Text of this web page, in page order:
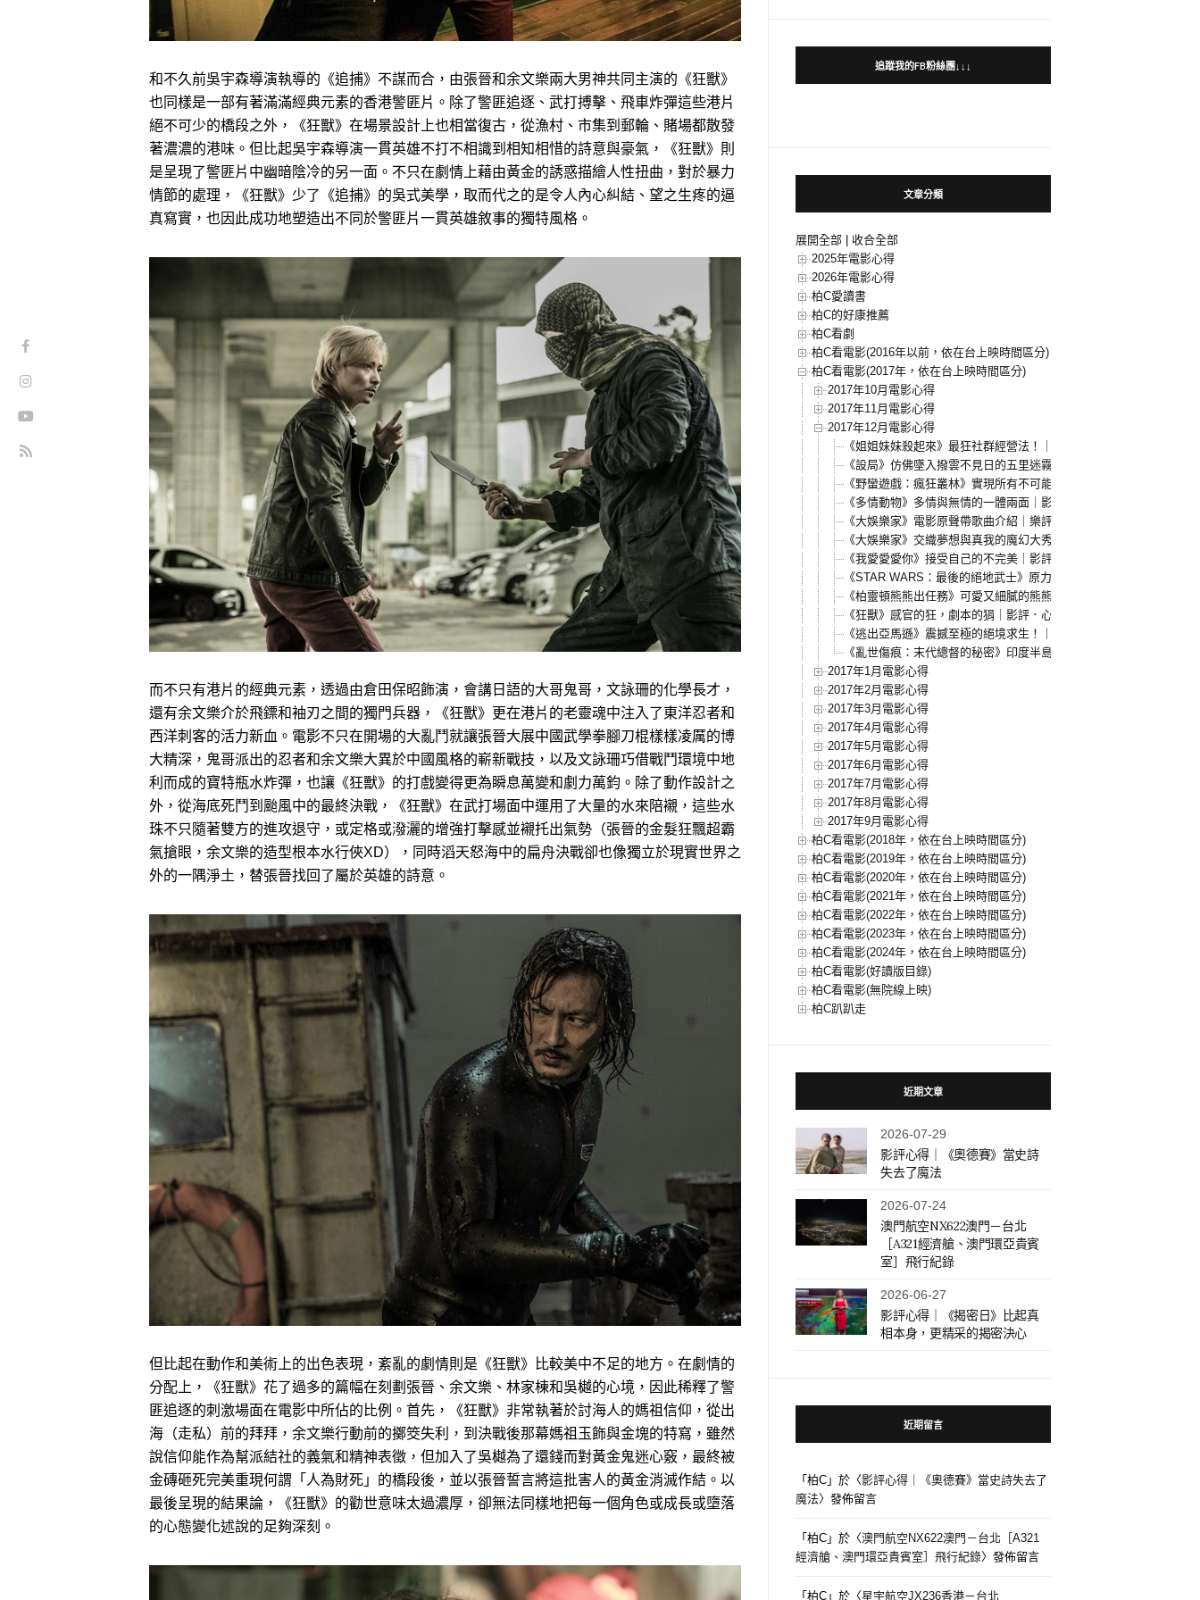
和不久前吳宇森導演執導的《追捕》不謀而合，由張晉和余文樂兩大男神共同主演的《狂獸》
也同樣是一部有著滿滿經典元素的香港警匪片。除了警匪追逐、武打搏擊、飛車炸彈這些港片
絕不可少的橋段之外，《狂獸》在場景設計上也相當復古，從漁村、市集到郵輪、賭場都散發
著濃濃的港味。但比起吳宇森導演一貫英雄不打不相識到相知相惜的詩意與豪氣，《狂獸》則
是呈現了警匪片中幽暗陰冷的另一面。不只在劇情上藉由黃金的誘惑描繪人性扭曲，對於暴力
情節的處理，《狂獸》少了《追捕》的吳式美學，取而代之的是令人內心糾結、望之生疼的逼
真寫實，也因此成功地塑造出不同於警匪片一貫英雄敘事的獨特風格。
而不只有港片的經典元素，透過由倉田保昭飾演，會講日語的大哥鬼哥，文詠珊的化學長才，
還有余文樂介於飛鏢和袖刃之間的獨門兵器，《狂獸》更在港片的老靈魂中注入了東洋忍者和
西洋刺客的活力新血。電影不只在開場的大亂鬥就讓張晉大展中國武學拳腳刀棍樣樣凌厲的博
大精深，鬼哥派出的忍者和余文樂大異於中國風格的嶄新戰技，以及文詠珊巧借戰鬥環境中地
利而成的寶特瓶水炸彈，也讓《狂獸》的打戲變得更為瞬息萬變和劇力萬鈞。除了動作設計之
外，從海底死鬥到颱風中的最終決戰，《狂獸》在武打場面中運用了大量的水來陪襯，這些水
珠不只隨著雙方的進攻退守，或定格或潑灑的增強打擊感並襯托出氣勢（張晉的金髮狂飄超霸
氣搶眼，余文樂的造型根本水行俠XD），同時滔天怒海中的扁舟決戰卻也像獨立於現實世界之
外的一隅淨土，替張晉找回了屬於英雄的詩意。
但比起在動作和美術上的出色表現，紊亂的劇情則是《狂獸》比較美中不足的地方。在劇情的
分配上，《狂獸》花了過多的篇幅在刻劃張晉、余文樂、林家棟和吳樾的心境，因此稀釋了警
匪追逐的刺激場面在電影中所佔的比例。首先，《狂獸》非常執著於討海人的媽祖信仰，從出
海（走私）前的拜拜，余文樂行動前的擲筊失利，到決戰後那幕媽祖玉飾與金塊的特寫，雖然
說信仰能作為幫派結社的義氣和精神表徵，但加入了吳樾為了還錢而對黃金鬼迷心竅，最終被
金磚砸死完美重現何謂「人為財死」的橋段後，並以張晉誓言將這批害人的黃金消滅作結。以
最後呈現的結果論，《狂獸》的勸世意味太過濃厚，卻無法同樣地把每一個角色或成長或墮落
的心態變化述說的足夠深刻。
追蹤我的FB粉絲團↓↓↓
文章分類
展開全部
收合全部
2025年電影心得
2026年電影心得
柏C愛讀書
柏C的好康推薦
柏C看劇
柏C看電影(2016年以前，依在台上映時間區分)
柏C看電影(2017年，依在台上映時間區分)
2017年10月電影心得
2017年11月電影心得
2017年12月電影心得
《姐姐妹妹殺起來》最狂社群經營法！｜影評．心得．myVideo電影
《設局》仿佛墜入撥雲不見日的五里迷霧之中｜影評．心得
《野蠻遊戲：瘋狂叢林》實現所有不可能的遊戲世界｜影評．心得
《多情動物》多情與無情的一體兩面｜影評．心得
《大娛樂家》電影原聲帶歌曲介紹｜樂評
《大娛樂家》交織夢想與真我的魔幻大秀！｜影評．心得
《我愛愛愛你》接受自己的不完美｜影評．心得
《STAR WARS：最後的絕地武士》原力的真正覺醒！｜影評．心得
《柏靈頓熊熊出任務》可愛又細膩的熊熊電影！｜影評．心得
《狂獸》感官的狂，劇本的狷｜影評．心得
《逃出亞馬遜》震撼至極的絕境求生！｜影評．心得
《亂世傷痕：末代總督的秘密》印度半島的哀傷小調｜影評．心得
2017年1月電影心得
2017年2月電影心得
2017年3月電影心得
2017年4月電影心得
2017年5月電影心得
2017年6月電影心得
2017年7月電影心得
2017年8月電影心得
2017年9月電影心得
柏C看電影(2018年，依在台上映時間區分)
柏C看電影(2019年，依在台上映時間區分)
柏C看電影(2020年，依在台上映時間區分)
柏C看電影(2021年，依在台上映時間區分)
柏C看電影(2022年，依在台上映時間區分)
柏C看電影(2023年，依在台上映時間區分)
柏C看電影(2024年，依在台上映時間區分)
柏C看電影(好讀版目錄)
柏C看電影(無院線上映)
柏C趴趴走
近期文章
2026-07-29
影評心得｜《奧德賽》當史詩
失去了魔法
2026-07-24
澳門航空NX622澳門－台北
［A321經濟艙、澳門環亞貴賓
室］飛行紀錄
2026-06-27
影評心得｜《揭密日》比起真
相本身，更精采的揭密決心
近期留言
「柏C 」於〈影評心得｜《奧德賽》當史詩失去了
魔法〉發佈留言
「柏C 」於〈澳門航空NX622澳門－台北［A321
經濟艙、澳門環亞貴賓室］飛行紀錄〉發佈留言
「柏C 」於〈星宇航空JX236香港－台北